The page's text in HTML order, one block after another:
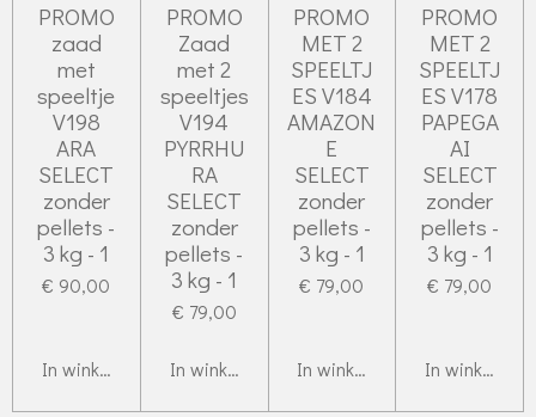
PROMO
zaad
met
speeltje
V198
ARA
SELECT
zonder
pellets -
3 kg - 1
€ 90,00
In winkelwagen
PROMO
Zaad
met 2
speeltjes
V194
PYRRHU
RA
SELECT
zonder
pellets -
3 kg - 1
€ 79,00
In winkelwagen
PROMO
MET 2
SPEELTJ
ES V184
AMAZON
E
SELECT
zonder
pellets -
3 kg - 1
€ 79,00
In winkelwagen
PROMO
MET 2
SPEELTJ
ES V178
PAPEGA
AI
SELECT
zonder
pellets -
3 kg - 1
€ 79,00
In